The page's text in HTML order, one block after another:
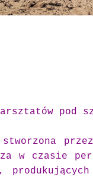
pod
w czasie